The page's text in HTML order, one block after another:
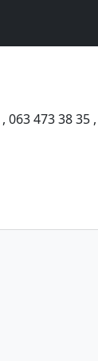
, 063 473 38 35 ,